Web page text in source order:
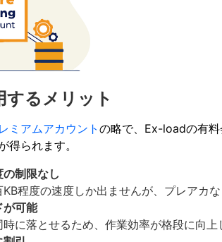
するメリット
ミアムアカウント の略で、Ex-loadの有料
得られます。
制限なし
程度の速度しか出ませんが、プレアカ
が可能
に落とせるため、作業効率が格段に向上